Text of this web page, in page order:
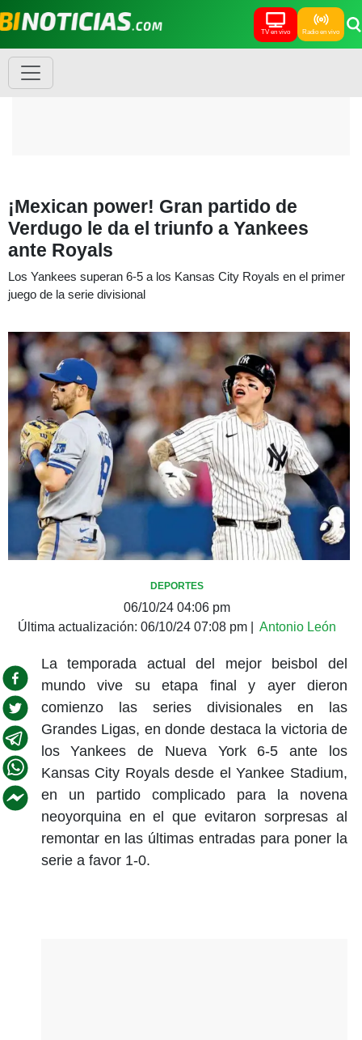
TV en vivo Radio en vivo
¡Mexican power! Gran partido de
Verdugo le da el triunfo a Yankees
ante Royals
Los Yankees superan 6-5 a los Kansas City Royals en el primer
juego de la serie divisional
DEPORTES
06/10/24 04:06 pm
Última actualización: 06/10/24 07:08 pm Antonio León
La temporada actual del mejor beisbol del
mundo vive su etapa final y ayer dieron
comienzo las series divisionales en las
Grandes Ligas, en donde destaca la victoria de
los Yankees de Nueva York 6-5 ante los
Kansas City Royals desde el Yankee Stadium,
en un partido complicado para la novena
neoyorquina en el que evitaron sorpresas al
remontar en las últimas entradas para poner la
serie a favor 1-0.